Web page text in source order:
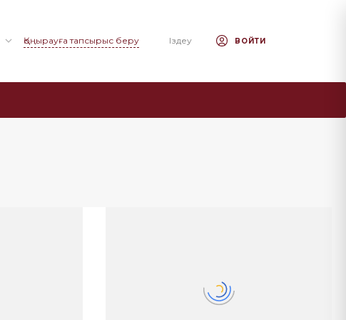
Қоңырауға тапсырыс беру Іздеу ВОЙТИ